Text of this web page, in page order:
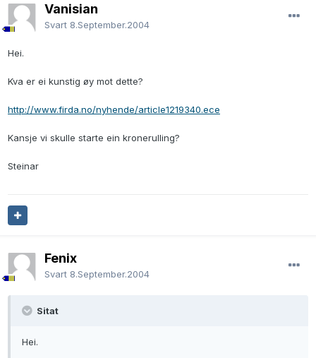
Vanisian
Svart 8.September.2004
Hei.
Kva er ei kunstig øy mot dette?
http://www.firda.no/nyhende/article1219340.ece
Kansje vi skulle starte ein kronerulling?
Steinar
Fenix
Svart 8.September.2004
Sitat
Hei.